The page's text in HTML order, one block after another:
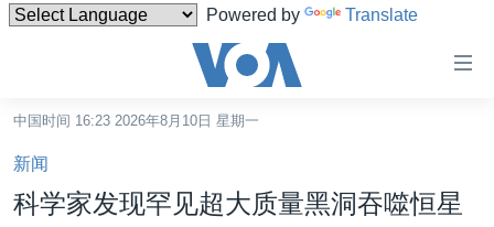
Powered by Translate
碍
链
接
跳
中国时间 16:23 2026年8月10日 星期一
新闻
科学家发现罕见超大质量黑洞吞噬恒星